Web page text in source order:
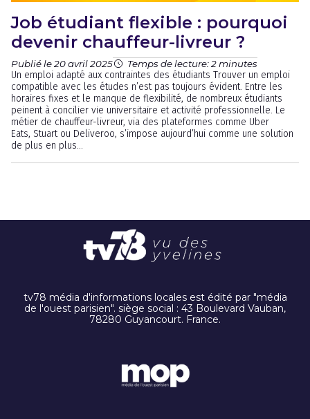
Job étudiant flexible : pourquoi
devenir chauffeur-livreur ?
Publié le 20 avril 2025 Temps de lecture: 2 minutes
Un emploi adapté aux contraintes des étudiants Trouver un emploi
compatible avec les études n’est pas toujours évident. Entre les
horaires fixes et le manque de flexibilité, de nombreux étudiants
peinent à concilier vie universitaire et activité professionnelle. Le
métier de chauffeur-livreur, via des plateformes comme Uber
Eats, Stuart ou Deliveroo, s’impose aujourd’hui comme une solution
de plus en plus...
tv78 média d'informations locales est édité par "média
de l'ouest parisien". siège social : 43 Boulevard Vauban,
78280 Guyancourt. France.